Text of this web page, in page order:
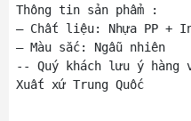
Thông tin sản phẩm :
– Chất liệu: Nhựa PP +
– Màu sắc: Ngẫu nhiên
-- Quý khách lưu ý hàng
Xuất xứ Trung Quốc